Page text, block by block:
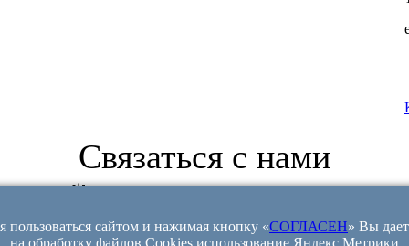
Связаться с нами
+7(495) 64-002-64
пользоваться сайтом и нажимая кнопку «СОГЛАСЕН» Вы
на обработку файлов Cookies использование Яндекс.Метрики